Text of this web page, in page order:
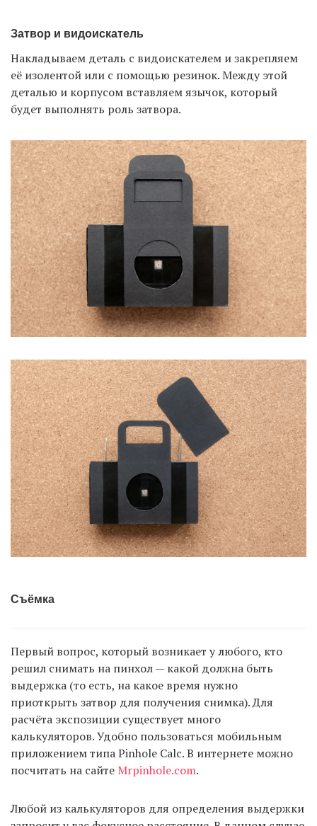
Затвор и видоискатель
Накладываем деталь с видоискателем и закрепляем
её изолентой или с помощью резинок. Между этой
деталью и корпусом вставляем язычок, который
будет выполнять роль затвора.
Съёмка
Первый вопрос, который возникает у любого, кто
решил снимать на пинхол — какой должна быть
выдержка (то есть, на какое время нужно
приоткрыть затвор для получения снимка). Для
расчёта экспозиции существует много
калькуляторов. Удобно пользоваться мобильным
приложением типа Pinhole Calc. В интернете можно
посчитать на сайте Mrpinhole.com.
Любой из калькуляторов для определения выдержки